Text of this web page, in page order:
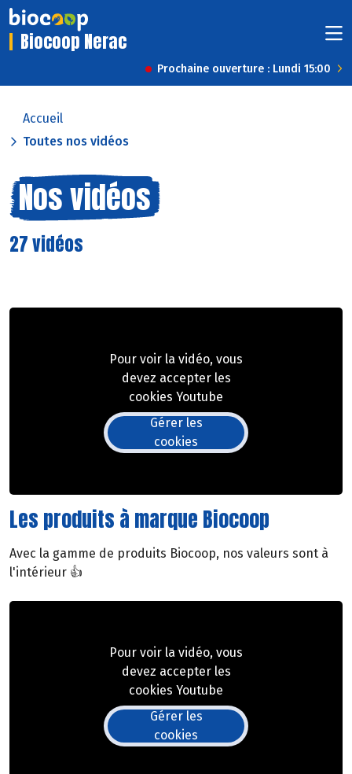
Biocoop Nerac
Prochaine ouverture : Lundi 15:00
Accueil
Toutes nos vidéos
Nos vidéos
27 vidéos
Pour voir la vidéo, vous
devez accepter les
cookies Youtube
Gérer les
cookies
Les produits à marque Biocoop
Avec la gamme de produits Biocoop, nos valeurs sont à
l'intérieur 👍
Pour voir la vidéo, vous
devez accepter les
cookies Youtube
Gérer les
cookies